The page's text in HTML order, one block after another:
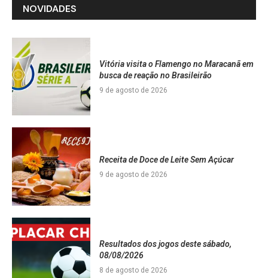
NOVIDADES
Vitória visita o Flamengo no Maracanã em
busca de reação no Brasileirão
9 de agosto de 2026
Receita de Doce de Leite Sem Açúcar
9 de agosto de 2026
Resultados dos jogos deste sábado,
08/08/2026
8 de agosto de 2026